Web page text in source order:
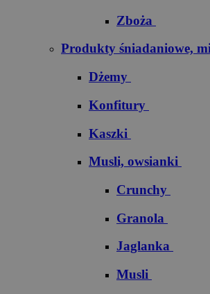
Zboża
Produkty śniadaniowe,
Dżemy
Konfitury
Kaszki
Musli, owsianki
Crunchy
Granola
Jaglanka
Musli